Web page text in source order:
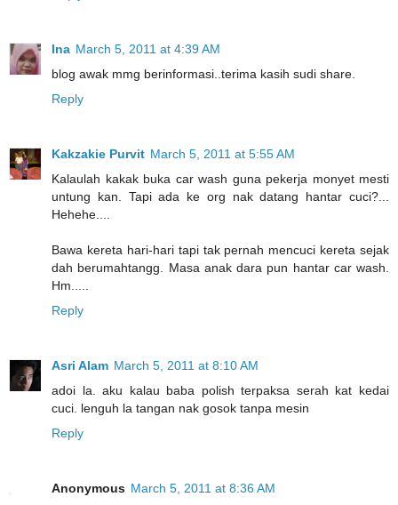
Ina March 5, 2011 at 4:39 AM
blog awak mmg berinformasi..terima kasih sudi share.
Reply
Kakzakie Purvit March 5, 2011 at 5:55 AM
Kalaulah kakak buka car wash guna pekerja monyet mesti
untung kan. Tapi ada ke org nak datang hantar cuci?...
Hehehe....
Bawa kereta hari-hari tapi tak pernah mencuci kereta sejak
dah berumahtangg. Masa anak dara pun hantar car wash.
Hm.....
Reply
Asri Alam March 5, 2011 at 8:10 AM
adoi la. aku kalau baba polish terpaksa serah kat kedai
cuci. lenguh la tangan nak gosok tanpa mesin
Reply
Anonymous March 5, 2011 at 8:36 AM